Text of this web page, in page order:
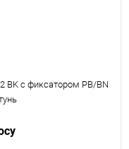
BK с фиксатором PB/BN